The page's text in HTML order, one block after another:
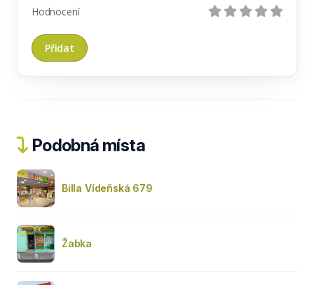
Hodnocení
Podobná místa
Billa Vídeňská 679
Žabka